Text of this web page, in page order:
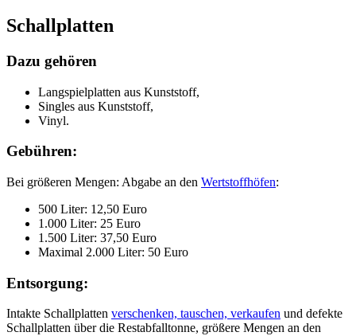
Schallplatten
Dazu gehören
Langspielplatten aus Kunststoff,
Singles aus Kunststoff,
Vinyl.
Gebühren:
Bei größeren Mengen: Abgabe an den Wertstoffhöfen:
500 Liter: 12,50 Euro
1.000 Liter: 25 Euro
1.500 Liter: 37,50 Euro
Maximal 2.000 Liter: 50 Euro
Entsorgung:
Intakte Schallplatten verschenken, tauschen, verkaufen und defekte
Schallplatten über die Restabfalltonne, größere Mengen an den